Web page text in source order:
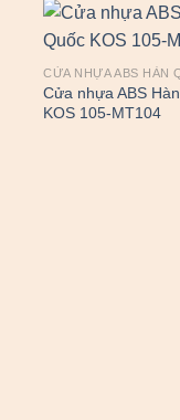
CỬA NHỰA ABS HÀN
Cửa nhựa ABS
KOS 105-MT104